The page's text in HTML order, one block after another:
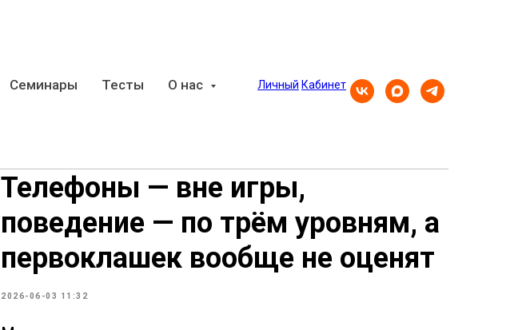
Семинары Тесты О нас Личный Кабинет
Телефоны — вне игры,
поведение — по трём уровням, а
первоклашек вообще не оценят
2026-06-03 11:32